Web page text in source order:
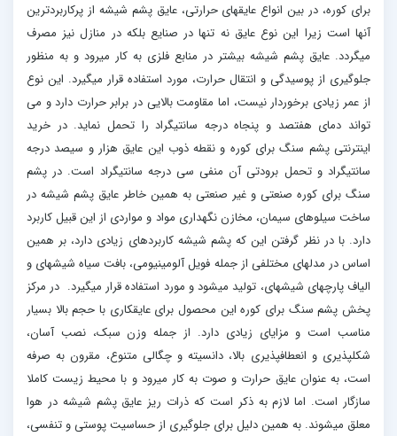
برای کوره، در بین انواع عایقهای حرارتی، عایق پشم شیشه از پرکاربردترین
آنها است زیرا این نوع عایق نه تنها در صنایع بلکه در منازل نیز مصرف
میگردد. عایق پشم شیشه بیشتر در منابع فلزی به کار میرود و به منظور
جلوگیری از پوسیدگی و انتقال حرارت، مورد استفاده قرار میگیرد. این نوع
از عمر زیادی برخوردار نیست، اما مقاومت بالایی در برابر حرارت دارد و می
تواند دمای هفتصد و پنجاه درجه سانتیگراد را تحمل نماید. در خرید
اینترنتی پشم سنگ برای کوره و نقطه ذوب این عایق هزار و سیصد درجه
سانتیگراد و تحمل برودتی آن منفی سی درجه سانتیگراد است. در پشم
سنگ برای کوره صنعتی و غیر صنعتی به همین خاطر عایق پشم شیشه در
ساخت سیلوهای سیمان، مخازن نگهداری مواد و مواردی از این قبیل کاربرد
دارد. با در نظر گرفتن این که پشم شیشه کاربردهای زیادی دارد، بر همین
اساس در مدلهای مختلفی از جمله فویل آلومینیومی، بافت سیاه شیشهای و
الیاف پارچهای شیشهای، تولید میشود و مورد استفاده قرار میگیرد. در مرکز
پخش پشم سنگ برای کوره این محصول برای عایقکاری با حجم بالا بسیار
مناسب است و مزایای زیادی دارد. از جمله وزن سبک، نصب آسان،
شکلپذیری و انعطافپذیری بالا، دانسیته و چگالی متنوع، مقرون به صرفه
است، به عنوان عایق حرارت و صوت به کار میرود و با محیط زیست کاملا
سازگار است. اما لازم به ذکر است که ذرات ریز عایق پشم شیشه در هوا
معلق میشوند. به همین دلیل برای جلوگیری از حساسیت پوستی و تنفسی،